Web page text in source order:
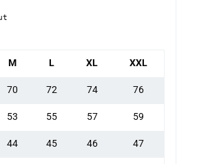
M L XL XXL
70 72 74 76
53 55 57 59
44 45 46 47